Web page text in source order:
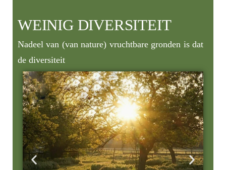
WEINIG DIVERSITEIT
Nadeel van (van nature) vruchtbare gronden is dat
de diversiteit